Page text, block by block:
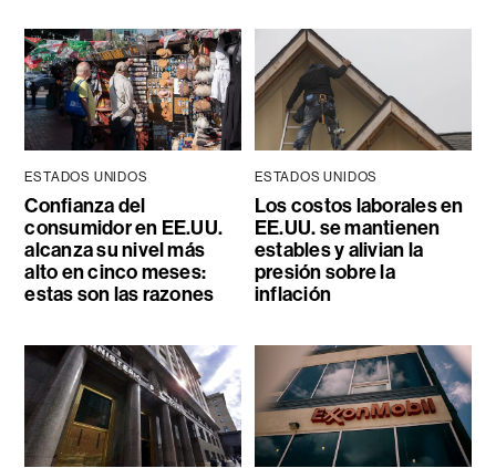
ESTADOS UNIDOS
Confianza del
consumidor en EE.UU.
alcanza su nivel más
alto en cinco meses:
estas son las razones
ESTADOS UNIDOS
Los costos laborales en
EE.UU. se mantienen
estables y alivian la
presión sobre la
inflación